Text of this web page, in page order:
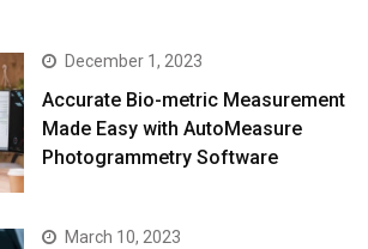
December 1, 2023
Accurate Bio-metric Measurement
Made Easy with AutoMeasure
Photogrammetry Software
March 10, 2023